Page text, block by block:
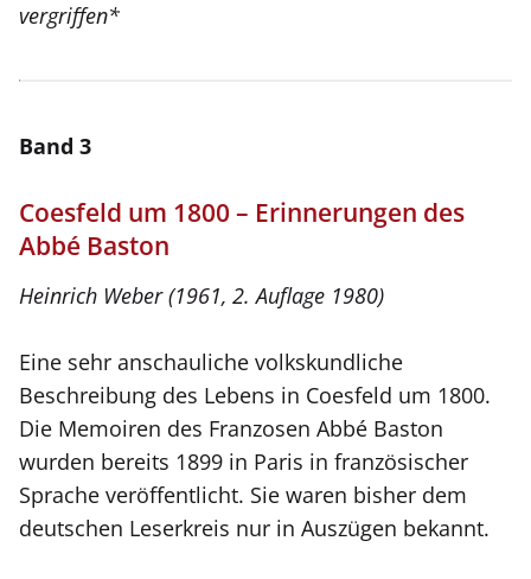
vergriffen*
Band 3
Coesfeld um 1800 – Erinnerungen des
Abbé Baston
Heinrich Weber (1961, 2. Auflage 1980)
Eine sehr anschauliche volkskundliche
Beschreibung des Lebens in Coesfeld um 1800.
Die Memoiren des Franzosen Abbé Baston
wurden bereits 1899 in Paris in französischer
Sprache veröffentlicht. Sie waren bisher dem
deutschen Leserkreis nur in Auszügen bekannt.